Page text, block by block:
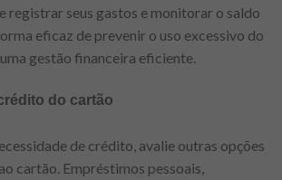
registrar seus gastos e monitorar o saldo
eficaz de prevenir o uso excessivo do
gestão financeira eficiente.
do cartão
de crédito, avalie outras opções
cartão. Empréstimos pessoais,